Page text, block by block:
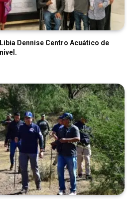
Dennise Centro Acuático de